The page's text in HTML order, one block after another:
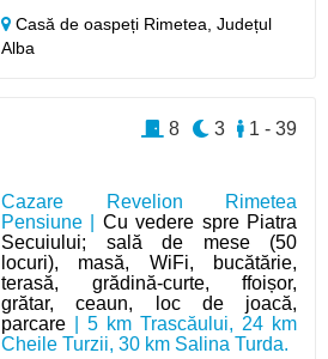
Casă de oaspeți Rimetea,Județul
Alba
Cazare Revelion Rimetea
Pensiune | Cu vedere spre Piatra
Secuiului; sală de mese (50
locuri), masă, WiFi, bucătărie,
terasă, grădină-curte, ffoișor,
grătar, ceaun, loc de joacă,
parcare | 5 km Trascăului, 24 km
Cheile Turzii, 30 km Salina Turda.
1 - 39
3
8